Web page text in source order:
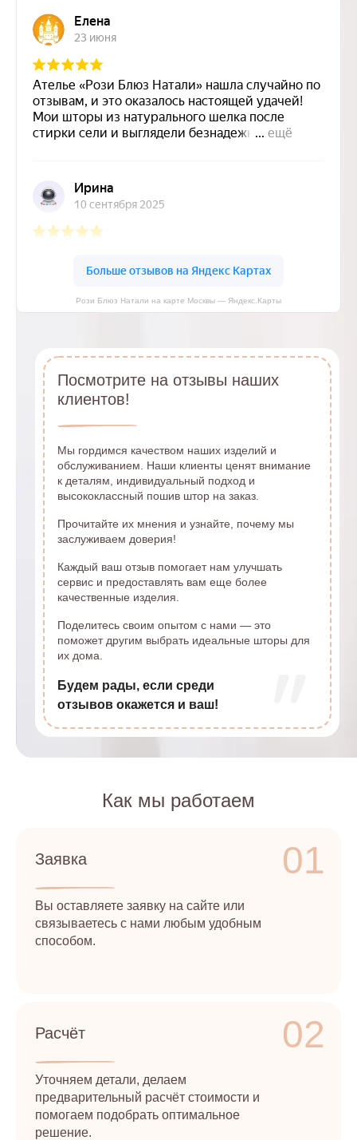
Рози Блюз Натали на карте Москвы — Яндекс.Карты
Посмотрите на отзывы наших
клиентов!
Мы гордимся качеством наших изделий и
обслуживанием. Наши клиенты ценят внимание
к деталям, индивидуальный подход и
высококлассный пошив штор на заказ.
Прочитайте их мнения и узнайте, почему мы
заслуживаем доверия!
Каждый ваш отзыв помогает нам улучшать
сервис и предоставлять вам еще более
качественные изделия.
Поделитесь своим опытом с нами — это
поможет другим выбрать идеальные шторы для
их дома.
Будем рады, если среди
отзывов окажется и ваш!
Как мы работаем
Заявка 01
Вы оставляете заявку на сайте или
связываетесь с нами любым удобным
способом.
Расчёт 02
Уточняем детали, делаем
предварительный расчёт стоимости и
помогаем подобрать оптимальное
решение.